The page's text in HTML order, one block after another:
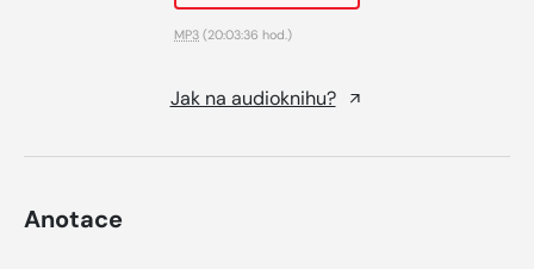
MP3 (20:03:36 hod.)
Jak na audioknihu?
Anotace